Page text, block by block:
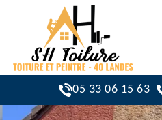
05 33 06 15 63